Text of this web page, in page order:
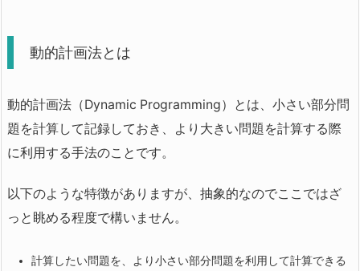
動的計画法とは
動的計画法（Dynamic Programming）とは、小さい部分問
題を計算して記録しておき、より大きい問題を計算する際
に利用する手法のことです。
以下のような特徴がありますが、抽象的なのでここではざ
っと眺める程度で構いません。
計算したい問題を、より小さい部分問題を利用して計算できる